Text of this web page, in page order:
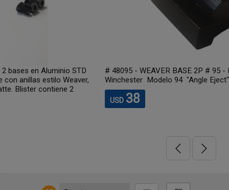
# 48095 - WEAVER BASE 2P # 95 - Blister c/ 1 unid. TRASERA:
Winchester Modelo 94 "Angle Eject"